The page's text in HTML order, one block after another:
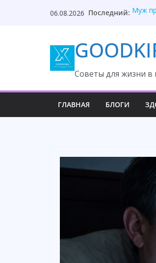
06.08.2026 Последний: Муж
Ваша
Дочь
Cоветы для жизни в
ГЛАВНАЯ БЛОГИ